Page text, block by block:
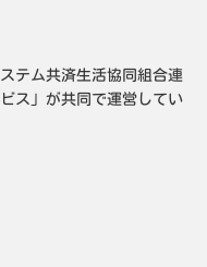
テム共済生活協同組合連
ス」が共同で運営してい